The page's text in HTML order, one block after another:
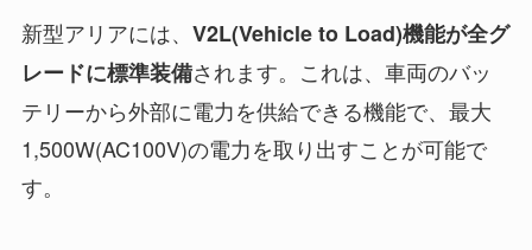
新型アリアには、 V2L(Vehicle to Load)機能が全グ
レードに標準装備されます。これは、車両のバッ
テリーから外部に電力を供給できる機能で、最大
1,500W(AC100V)の電力を取り出すことが可能で
す。